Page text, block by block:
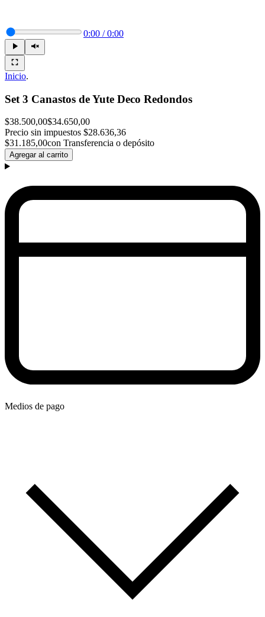
0:00 /0:00
Inicio.
Set 3 Canastos de Yute Deco Redondos
$38.500,00$34.650,00
Precio sin impuestos $28.636,36
$31.185,00con Transferencia o depósito
Agregar al carrito
Medios de pago